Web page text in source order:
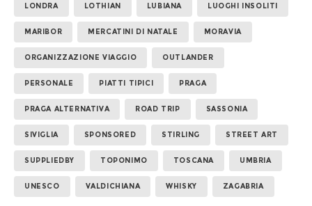
LONDRA LOTHIAN LUBIANA LUOGHI INSOLITI
MARIBOR MERCATINI DI NATALE MORAVIA
ORGANIZZAZIONE VIAGGIO OUTLANDER
PERSONALE PIATTI TIPICI PRAGA
PRAGA ALTERNATIVA ROAD TRIP SASSONIA
SIVIGLIA SPONSORED STIRLING STREET ART
SUPPLIEDBY TOPONIMO TOSCANA UMBRIA
UNESCO VALDICHIANA WHISKY ZAGABRIA